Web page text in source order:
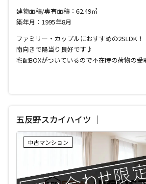
建物面積/専有面積：62.49㎡
築年月：1995年8月
ファミリー・カップルにおすすめの2SLDK！
南向きで陽当り良好です♪
宅配BOXがついているので不在時の荷物の受
五反野スカイハイツ ｜
中古マンション